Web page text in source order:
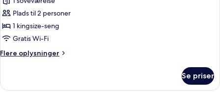
Plads til 2 personer
1 kingsize-seng
Gratis Wi-Fi
Flere oplysninger
Flere
Se priser